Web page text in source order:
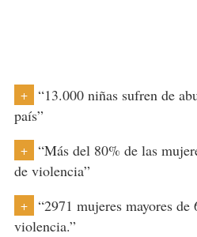
+
“13.000 niñas sufren de
país”
+
“Más del 80% de las
de violencia”
+
“2971 mujeres mayores
violencia.”